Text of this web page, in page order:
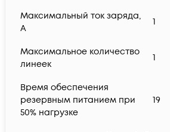
Максимальный ток заряда,
А
1
Максимальное количество
линеек
1
Время обеспечения
резервным питанием при
50% нагрузке
19